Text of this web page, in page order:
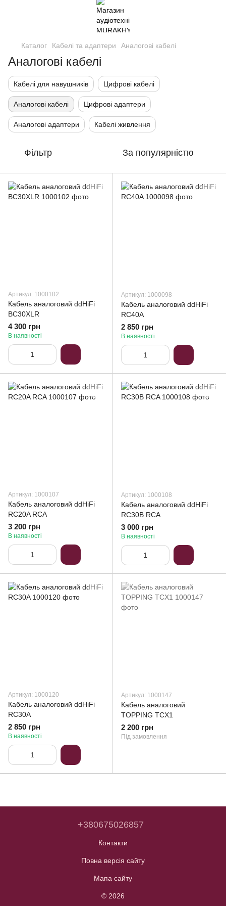
Каталог Кабелі та адаптери Аналогові кабелі
Аналогові кабелі
Кабелі для навушників Цифрові кабелі
Аналогові кабелі Цифрові адаптери
Аналогові адаптери Кабелі живлення
Фільтр За популярністю
Артикул: 1000102
Кабель аналоговий ddHiFi
BC30XLR
4 300 грн
В наявності
Артикул: 1000098
Кабель аналоговий ddHiFi
RC40A
2 850 грн
В наявності
Артикул: 1000107
Кабель аналоговий ddHiFi
RC20A RCA
3 200 грн
В наявності
Артикул: 1000108
Кабель аналоговий ddHiFi
RC30B RCA
3 000 грн
В наявності
Артикул: 1000120
Кабель аналоговий ddHiFi
RC30A
2 850 грн
В наявності
Артикул: 1000147
Кабель аналоговий
TOPPING TCX1
2 200 грн
Під замовлення
+380675026857
Контакти
Повна версія сайту
Мапа сайту
© 2026